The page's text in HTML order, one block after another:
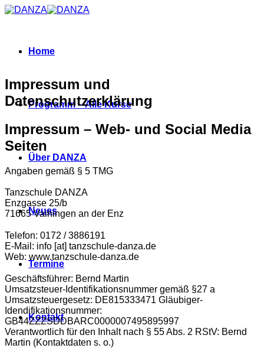
Zum
Home
Programm – Alle Kurse
Über DANZA
Neues
Termine
Kontakt
Impressum und
Datenschutzerklärung
Impressum – Web- und Social Media
Seiten
Angaben gemäß § 5 TMG
Tanzschule DANZA
Enzgasse 25/b
71665 Vaihingen an der Enz
Telefon: 0172 / 3886191
E-Mail: info [at] tanzschule-danza.de
Web: www.tanzschule-danza.de
Geschäftsführer: Bernd Martin
Umsatzsteuer-Identifikationsnummer gemäß §27 a
Umsatzsteuergesetz: DE815333471 Gläubiger-
Idendifikationsnummer:
GB44ZZZSDDBARC0000007495895997
Verantwortlich für den Inhalt nach § 55 Abs. 2 RStV: Bernd
Martin (Kontaktdaten s. o.)